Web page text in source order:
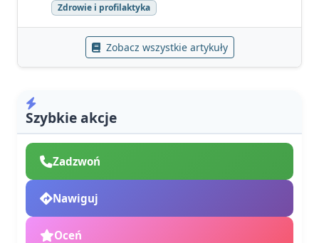
Zdrowie i profilaktyka
Zobacz wszystkie artykuły
Szybkie akcje
Zadzwoń
Nawiguj
Oceń